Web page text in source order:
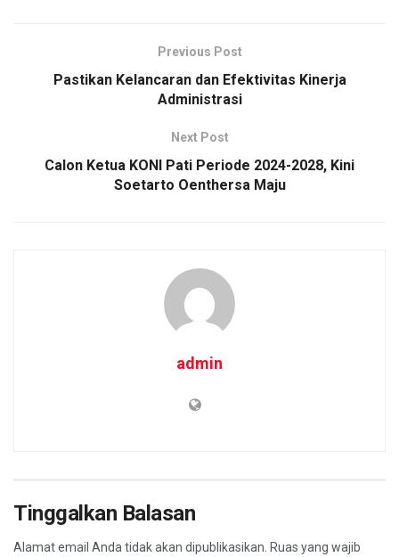
k
p
p
k
Previous Post
Pastikan Kelancaran dan Efektivitas Kinerja
Administrasi
Next Post
Calon Ketua KONI Pati Periode 2024-2028, Kini
Soetarto Oenthersa Maju
admin
Tinggalkan Balasan
Alamat email Anda tidak akan dipublikasikan. Ruas yang wajib